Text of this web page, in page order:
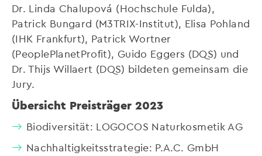
Dr. Linda Chalupová (Hochschule Fulda),
Patrick Bungard (M3TRIX-Institut), Elisa Pohland
(IHK Frankfurt), Patrick Wortner
(PeoplePlanetProfit), Guido Eggers (DQS) und
Dr. Thijs Willaert (DQS) bildeten gemeinsam die
Jury.
Übersicht Preisträger 2023
Biodiversität: LOGOCOS Naturkosmetik AG
Nachhaltigkeitsstrategie: P.A.C. GmbH